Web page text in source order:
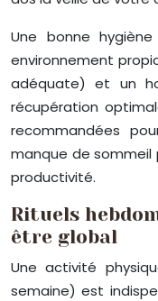
Une bonne
environnement
adéquate) et un
récupération
recommandées
manque de sommeil
productivité.
Rituels
être global
Une activité
semaine) est